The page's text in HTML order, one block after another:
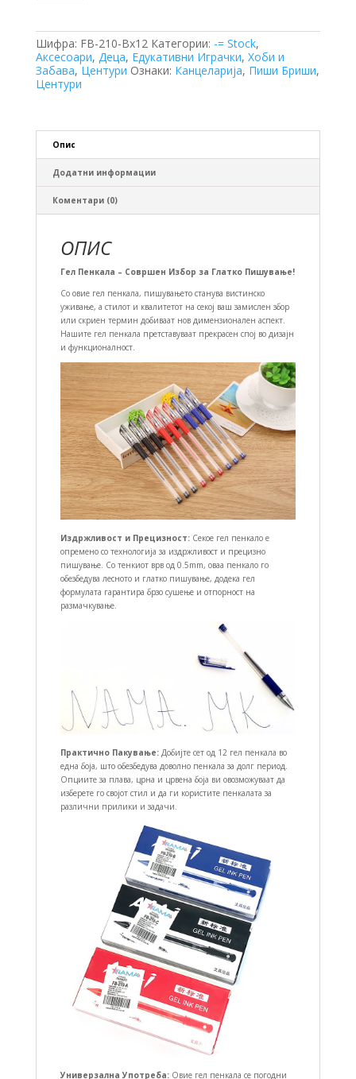
Шифра: FB-210-Bx12 Категории: -= Stock,
Аксесоари, Деца, Едукативни Играчки, Хоби и
Забава, Центури Ознаки: Канцеларија, Пиши Бриши,
Центури
Опис
Додатни информации
Коментари (0)
ОПИС
Гел Пенкала – Совршен Избор за Глатко Пишување!
Со овие гел пенкала, пишувањето станува вистинско
уживање, а стилот и квалитетот на секој ваш замислен збор
или скриен термин добиваат нов димензионален аспект.
Нашите гел пенкала претставуваат прекрасен спој во дизајн
и функционалност.
Издржливост и Прецизност:Секое гел пенкало е
опремено со технологија за издржливост и прецизно
пишување. Со тенкиот врв од 0.5mm, оваа пенкало го
обезбедува лесното и глатко пишување, додека гел
формулата гарантира брзо сушење и отпорност на
размачкување.
Практично Пакување:Добијте сет од 12 гел пенкала во
една боја, што обезбедува доволно пенкала за долг период.
Опциите за плава, црна и црвена боја ви овозможуваат да
изберете го својот стил и да ги користите пенкалата за
различни прилики и задачи.
Универзална Употреба:Овие гел пенкала се погодни